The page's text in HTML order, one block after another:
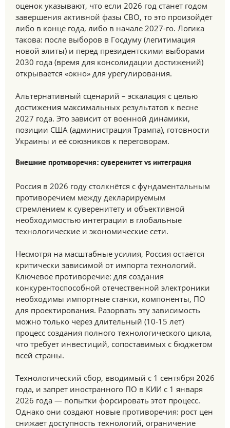
оценок указывают, что если 2026 год станет годом
завершения активной фазы СВО, то это произойдёт
либо в конце года, либо в начале 2027-го. Логика
такова: после выборов в Госдуму (легитимация
новой элиты) и перед президентскими выборами
2030 года (время для консолидации достижений)
открывается «окно» для урегулирования.
Альтернативный сценарий – эскалация с целью
достижения максимальных результатов к весне
2027 года. Это зависит от военной динамики,
позиции США (администрация Трампа), готовности
Украины и её союзников к переговорам.
Внешние противоречия: суверенитет vs интеграция
Россия в 2026 году столкнётся с фундаментальным
противоречием между декларируемым
стремлением к суверенитету и объективной
необходимостью интеграции в глобальные
технологические и экономические сети.
Несмотря на масштабные усилия, Россия остаётся
критически зависимой от импорта технологий.
Ключевое противоречие: для создания
конкурентоспособной отечественной электроники
необходимы импортные станки, компоненты, ПО
для проектирования. Разорвать эту зависимость
можно только через длительный (10-15 лет)
процесс создания полного технологического цикла,
что требует инвестиций, сопоставимых с бюджетом
всей страны.
Технологический сбор, вводимый с 1 сентября 2026
года, и запрет иностранного ПО в КИИ с 1 января
2026 года — попытки форсировать этот процесс.
Однако они создают новые противоречия: рост цен
снижает доступность технологий, ограничение